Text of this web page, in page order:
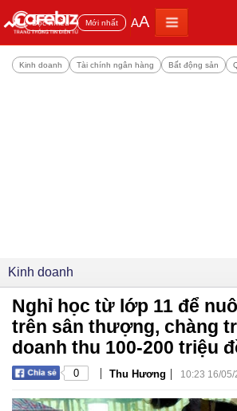
Đọc nhiều Mới nhất AA
Kinh doanh Tài chính ngân hàng Bất động sản
Kinh doanh
Nghỉ học từ lớp 11 để
trên sân thượng, chàng
doanh thu 100-200 triệu
0 | Thu Hương | 10:23 16/05/